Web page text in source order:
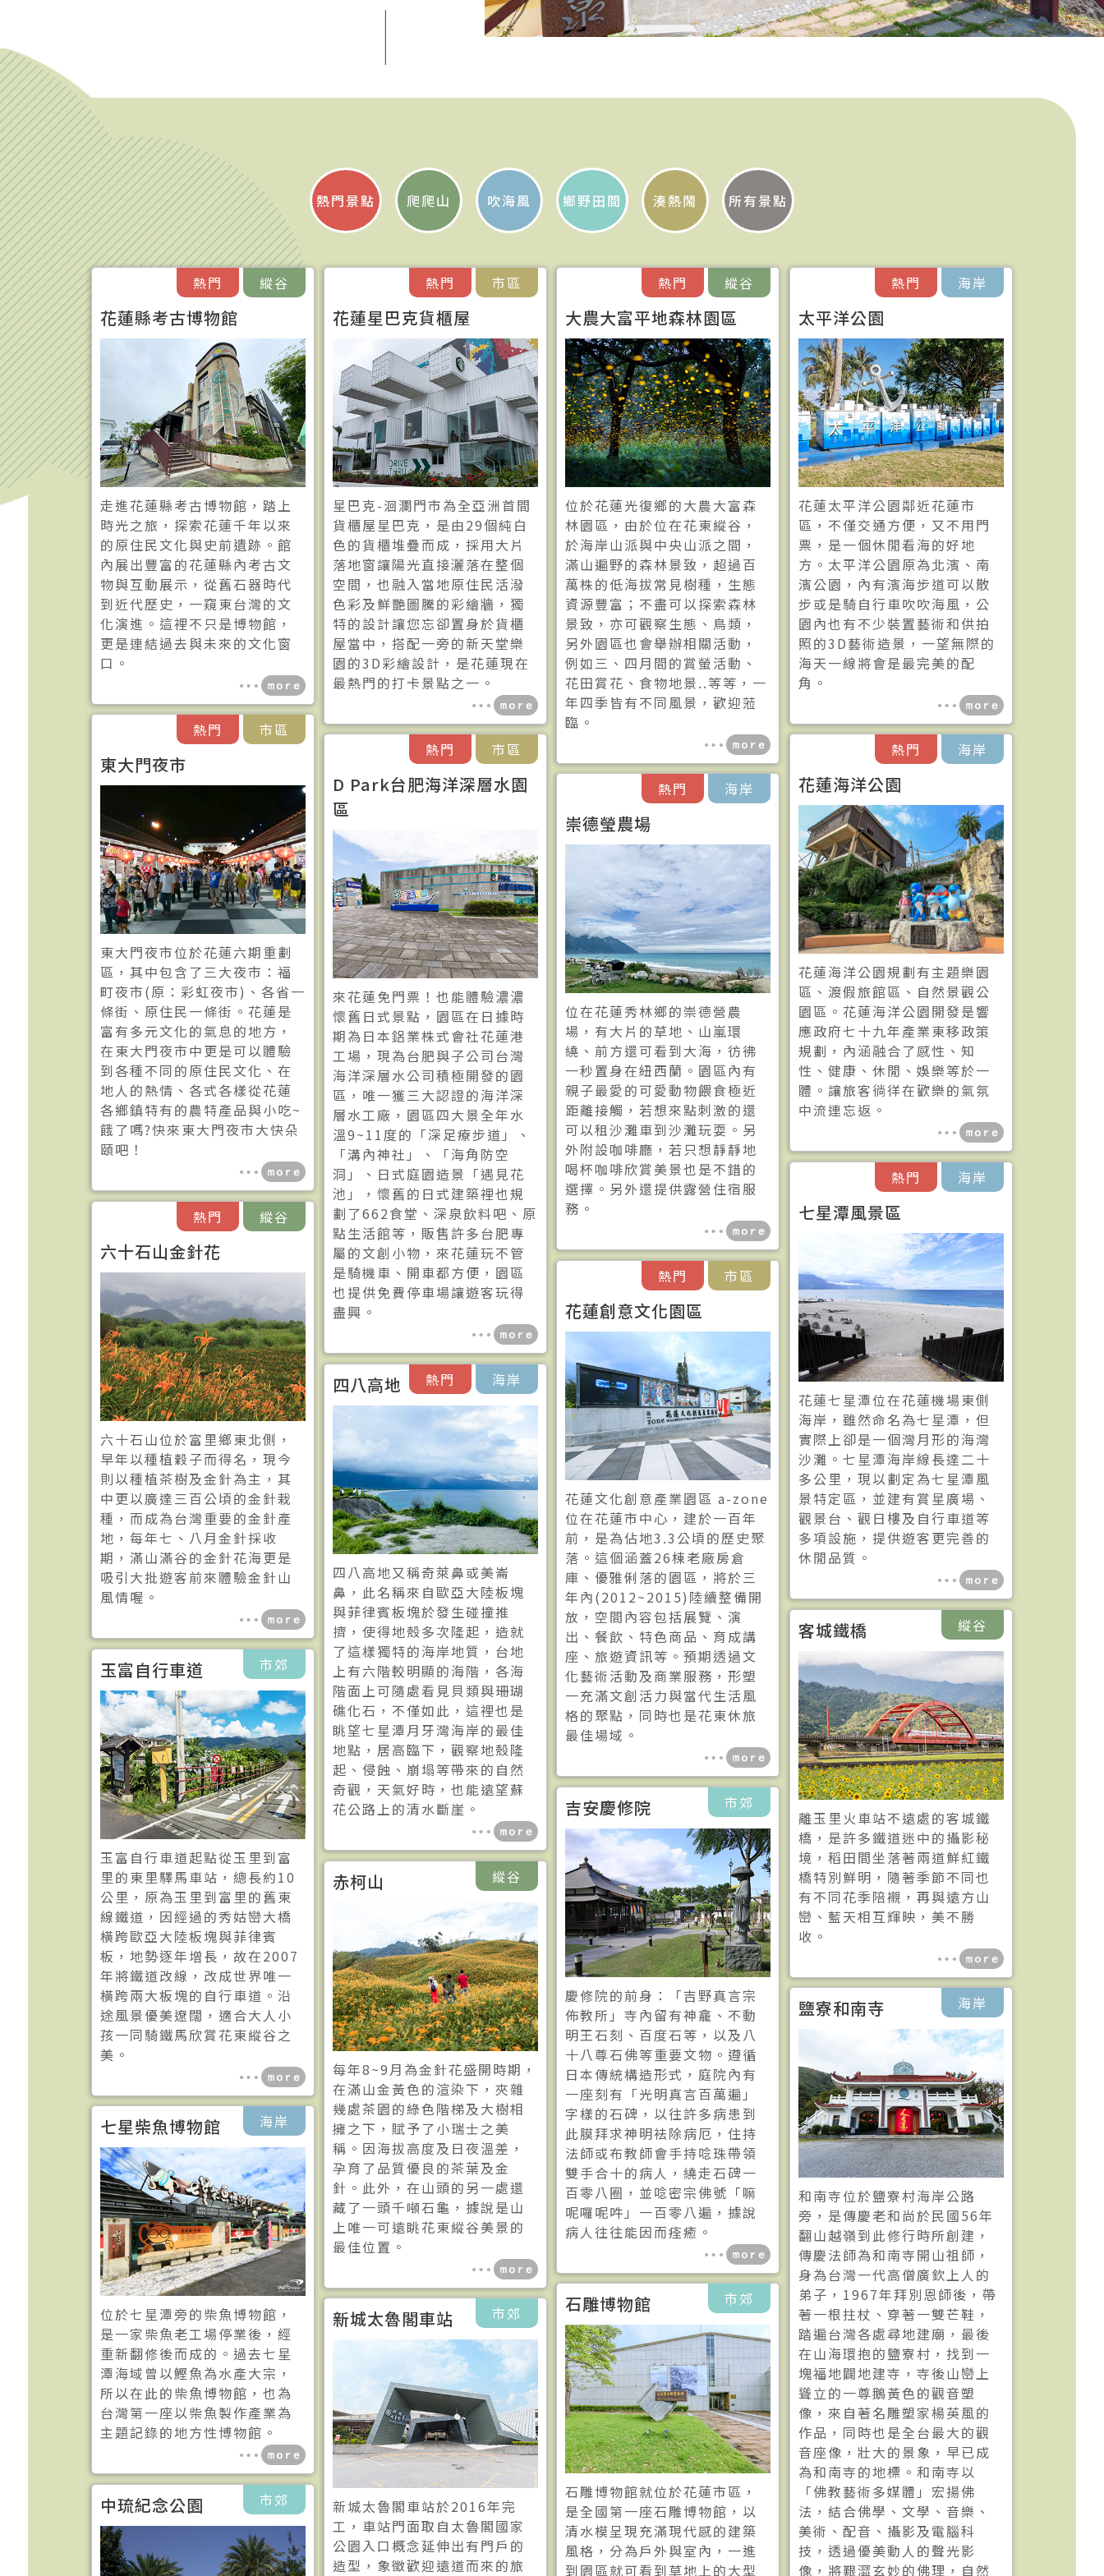
熱門景點 爬爬山 吹海風 鄉野田間 湊熱鬧 所有景點
縱谷
熱門
花蓮縣考古博物館
走進花蓮縣考古博物館，踏上
時光之旅，探索花蓮千年以來
的原住民文化與史前遺跡。館
內展出豐富的花蓮縣內考古文
物與互動展示，從舊石器時代
到近代歷史，一窺東台灣的文
化演進。這裡不只是博物館，
更是連結過去與未來的文化窗
口。
市區
熱門
花蓮星巴克貨櫃屋
星巴克-洄瀾門市為全亞洲首間
貨櫃屋星巴克，是由29個純白
色的貨櫃堆疊而成，採用大片
落地窗讓陽光直接灑落在整個
空間，也融入當地原住民活潑
色彩及鮮艷圖騰的彩繪牆，獨
特的設計讓您忘卻置身於貨櫃
屋當中，搭配一旁的新天堂樂
園的3D彩繪設計，是花蓮現在
最熱門的打卡景點之一。
縱谷
熱門
大農大富平地森林園區
位於花蓮光復鄉的大農大富森
林園區，由於位在花東縱谷，
於海岸山派與中央山派之間，
滿山遍野的森林景致，超過百
萬株的低海拔常見樹種，生態
資源豐富；不盡可以探索森林
景致，亦可觀察生態、鳥類，
另外園區也會舉辦相關活動，
例如三、四月間的賞螢活動、
花田賞花、食物地景..等等，一
年四季皆有不同風景，歡迎蒞
臨。
海岸
熱門
太平洋公園
花蓮太平洋公園鄰近花蓮市
區，不僅交通方便，又不用門
票，是一個休閒看海的好地
方。太平洋公園原為北濱、南
濱公園，內有濱海步道可以散
步或是騎自行車吹吹海風，公
園內也有不少裝置藝術和供拍
照的3D藝術造景，一望無際的
海天一線將會是最完美的配
角。
市區
熱門
東大門夜市
東大門夜市位於花蓮六期重劃
區，其中包含了三大夜市：福
町夜市(原：彩虹夜市)、各省一
條街、原住民一條街。花蓮是
富有多元文化的氣息的地方，
在東大門夜市中更是可以體驗
到各種不同的原住民文化、在
地人的熱情、各式各樣從花蓮
各鄉鎮特有的農特產品與小吃~
餓了嗎?快來東大門夜市大快朵
頤吧！
市區
熱門
D Park台肥海洋深層水園
區
來花蓮免門票！也能體驗濃濃
懷舊日式景點，園區在日據時
期為日本鋁業株式會社花蓮港
工場，現為台肥與子公司台灣
海洋深層水公司積極開發的園
區，唯一獲三大認證的海洋深
層水工廠，園區四大景全年水
溫9~11度的「深足療步道」、
「溝內神社」、「海角防空
洞」、日式庭園造景「遇見花
池」，懷舊的日式建築裡也規
劃了662食堂、深泉飲料吧、原
點生活館等，販售許多台肥專
屬的文創小物，來花蓮玩不管
是騎機車、開車都方便，園區
也提供免費停車場讓遊客玩得
盡興。
海岸
熱門
花蓮海洋公園
花蓮海洋公園規劃有主題樂園
區、渡假旅館區、自然景觀公
園區。花蓮海洋公園開發是響
應政府七十九年產業東移政策
規劃，內涵融合了感性、知
性、健康、休閒、娛樂等於一
體。讓旅客徜徉在歡樂的氣氛
中流連忘返。
海岸
熱門
崇德瑩農場
位在花蓮秀林鄉的崇德營農
場，有大片的草地、山嵐環
繞、前方還可看到大海，彷彿
一秒置身在紐西蘭。園區內有
親子最愛的可愛動物餵食極近
距離接觸，若想來點刺激的還
可以租沙灘車到沙灘玩耍。另
外附設咖啡廳，若只想靜靜地
喝杯咖啡欣賞美景也是不錯的
選擇。另外還提供露營住宿服
務。
海岸
熱門
七星潭風景區
花蓮七星潭位在花蓮機場東側
海岸，雖然命名為七星潭，但
實際上卻是一個灣月形的海灣
沙灘。七星潭海岸線長達二十
多公里，現以劃定為七星潭風
景特定區，並建有賞星廣場、
觀景台、觀日樓及自行車道等
多項設施，提供遊客更完善的
休閒品質。
縱谷
熱門
六十石山金針花
六十石山位於富里鄉東北側，
早年以種植穀子而得名，現今
則以種植茶樹及金針為主，其
中更以廣達三百公頃的金針栽
種，而成為台灣重要的金針產
地，每年七、八月金針採收
期，滿山滿谷的金針花海更是
吸引大批遊客前來體驗金針山
風情喔。
市區
熱門
花蓮創意文化園區
花蓮文化創意產業園區 a-zone
位在花蓮市中心，建於一百年
前，是為佔地3.3公頃的歷史聚
落。這個涵蓋26棟老廠房倉
庫、優雅俐落的園區，將於三
年內(2012~2015)陸續整備開
放，空間內容包括展覽、演
出、餐飲、特色商品、育成講
座、旅遊資訊等。預期透過文
化藝術活動及商業服務，形塑
一充滿文創活力與當代生活風
格的聚點，同時也是花東休旅
最佳場域。
海岸
熱門
四八高地
四八高地又稱奇萊鼻或美崙
鼻，此名稱來自歐亞大陸板塊
與菲律賓板塊於發生碰撞推
擠，使得地殼多次隆起，造就
了這樣獨特的海岸地質，台地
上有六階較明顯的海階，各海
階面上可隨處看見貝類與珊瑚
礁化石，不僅如此，這裡也是
眺望七星潭月牙灣海岸的最佳
地點，居高臨下，觀察地殼隆
起、侵蝕、崩塌等帶來的自然
奇觀，天氣好時，也能遠望蘇
花公路上的清水斷崖。
縱谷
客城鐵橋
離玉里火車站不遠處的客城鐵
橋，是許多鐵道迷中的攝影秘
境，稻田間坐落著兩道鮮紅鐵
橋特別鮮明，隨著季節不同也
有不同花季陪襯，再與遠方山
巒、藍天相互輝映，美不勝
收。
市郊
玉富自行車道
玉富自行車道起點從玉里到富
里的東里驛馬車站，總長約10
公里，原為玉里到富里的舊東
線鐵道，因經過的秀姑巒大橋
橫跨歐亞大陸板塊與菲律賓
板，地勢逐年增長，故在2007
年將鐵道改線，改成世界唯一
橫跨兩大板塊的自行車道。沿
途風景優美遼闊，適合大人小
孩一同騎鐵馬欣賞花東縱谷之
美。
市郊
吉安慶修院
慶修院的前身：「吉野真言宗
佈教所」寺內留有神龕、不動
明王石刻、百度石等，以及八
十八尊石佛等重要文物。遵循
日本傳統構造形式，庭院內有
一座刻有「光明真言百萬遍」
字樣的石碑，以往許多病患到
此膜拜求神明袪除病厄，住持
法師或布教師會手持唸珠帶領
雙手合十的病人，繞走石碑一
百零八圈，並唸密宗佛號「嘛
呢囉呢吽」一百零八遍，據說
病人往往能因而痊癒。
縱谷
赤柯山
每年8~9月為金針花盛開時期，
在滿山金黃色的渲染下，夾雜
幾處茶園的綠色階梯及大樹相
擁之下，賦予了小瑞士之美
稱。因海拔高度及日夜溫差，
孕育了品質優良的茶葉及金
針。此外，在山頭的另一處還
藏了一頭千噸石龜，據說是山
上唯一可遠眺花東縱谷美景的
最佳位置。
海岸
鹽寮和南寺
和南寺位於鹽寮村海岸公路
旁，是傳慶老和尚於民國56年
翻山越嶺到此修行時所創建，
傳慶法師為和南寺開山祖師，
身為台灣一代高僧廣欽上人的
弟子，1967年拜別恩師後，帶
著一根拄杖、穿著一雙芒鞋，
踏遍台灣各處尋地建廟，最後
在山海環抱的鹽寮村，找到一
塊福地闢地建寺，寺後山巒上
聳立的一尊鵝黃色的觀音塑
像，來自著名雕塑家楊英風的
作品，同時也是全台最大的觀
音座像，壯大的景象，早已成
為和南寺的地標。和南寺以
「佛教藝術多媒體」宏揚佛
法，結合佛學、文學、音樂、
美術、配音、攝影及電腦科
技，透過優美動人的聲光影
像，將艱澀玄妙的佛理，自然
海岸
七星柴魚博物館
位於七星潭旁的柴魚博物館，
是一家柴魚老工場停業後，經
重新翻修後而成的。過去七星
潭海域曾以鰹魚為水產大宗，
所以在此的柴魚博物館，也為
台灣第一座以柴魚製作產業為
主題記錄的地方性博物館。
市郊
石雕博物館
石雕博物館就位於花蓮市區，
是全國第一座石雕博物館，以
清水模呈現充滿現代感的建築
風格，分為戶外與室內，一進
到園區就可看到草地上的大型
市郊
新城太魯閣車站
新城太魯閣車站於2016年完
工，車站門面取自太魯閣國家
公園入口概念延伸出有門戶的
造型，象徵歡迎遠道而來的旅
市郊
中琉紀念公園